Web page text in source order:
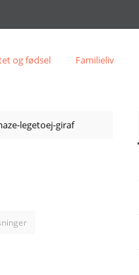
og fødsel Familieliv
legetoej-giraf